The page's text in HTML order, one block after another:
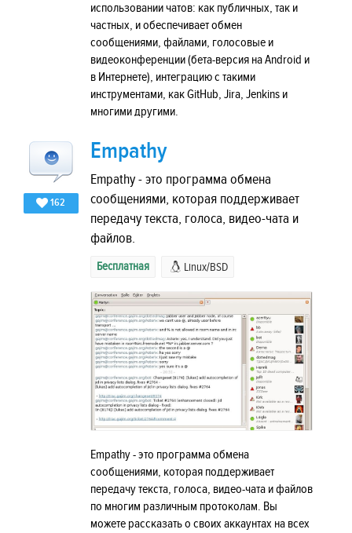
использовании чатов: как публичных, так и
частных, и обеспечивает обмен
сообщениями, файлами, голосовые и
видеоконференции (бета-версия на Android и
в Интернете), интеграцию с такими
инструментами, как GitHub, Jira, Jenkins и
многими другими.
162
Empathy
Empathy - это программа обмена
сообщениями, которая поддерживает
передачу текста, голоса, видео-чата и
файлов.
Бесплатная Linux/BSD
Empathy - это программа обмена
сообщениями, которая поддерживает
передачу текста, голоса, видео-чата и файлов
по многим различным протоколам. Вы
можете рассказать о своих аккаунтах на всех